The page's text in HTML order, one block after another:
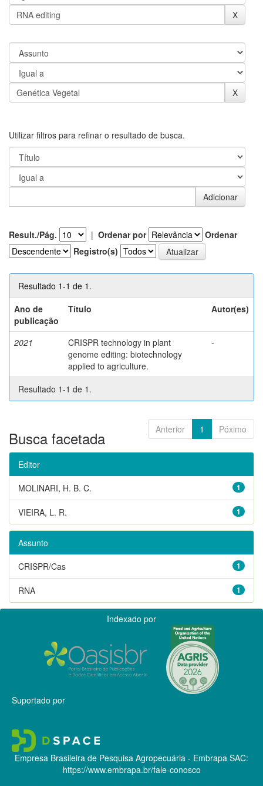
Utilizar filtros para refinar o resultado de busca.
Result./Pág. | Ordenar por
Ordenar
Registro(s)
Resultado 1-1 de 1.
Ano de
publicação
Título Autor(es)
2021
CRISPR technology in plant
genome editing: biotechnology
applied to agriculture.
-
Resultado 1-1 de 1.
Anterior 1 Póximo
Busca facetada
Editor
1
MOLINARI, H. B. C.
1
VIEIRA, L. R.
Assunto
1
CRISPR/Cas
1
RNA
Indexado por
Suportado por
Empresa Brasileira de Pesquisa Agropecuária - Embrapa SAC:
https://www.embrapa.br/fale-conosco